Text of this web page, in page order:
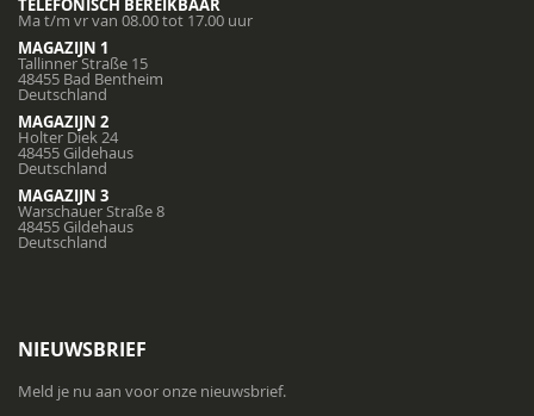
Ma t/m vr van 08.00 tot 17.00 uur
MAGAZIJN 1
Tallinner Straße 15
48455 Bad Bentheim
Deutschland
MAGAZIJN 2
Holter Diek 24
48455 Gildehaus
Deutschland
MAGAZIJN 3
Warschauer Straße 8
48455 Gildehaus
Deutschland
NIEUWSBRIEF
Meld je nu aan voor onze nieuwsbrief.